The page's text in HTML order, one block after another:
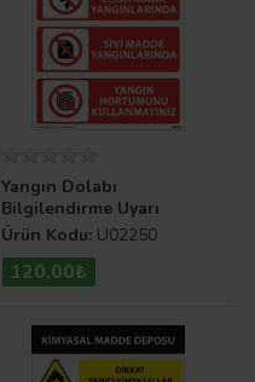
Yangın Dolabı
Bilgilendirme Uyarı
Levhası
Ürün Kodu: U02250
120,00₺